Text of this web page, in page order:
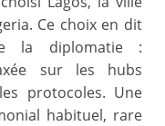
Ce choix en dit
la diplomatie :
sur les hubs
protocoles. Une
habituel, rare